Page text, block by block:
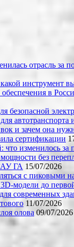
отрасль за
инструмент
в
безопасной
и зачем она
сертификации
изменилось за
без
ГА 15/07/2026
с пиковыми
модели до
современных
11/07/2026
олова 09/07/2026